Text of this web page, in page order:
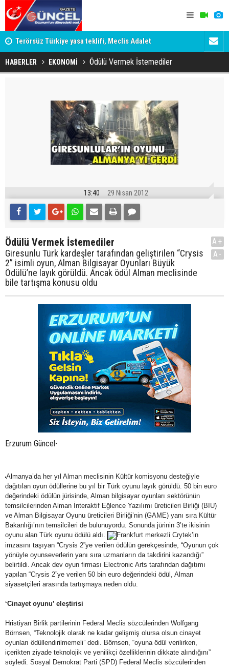
Terörsüz Türkiye yasa teklifi, Meclis Adalet
Komisyonu'nda kabul edildi
HABERLER EKONOMİ Ödülü Vermek İstemediler
13:40 29 Nisan 2012
Ödülü Vermek İstemediler
Giresunlu Türk kardeşler tarafından geliştirilen “Crysis
2” isimli oyun, Alman Bilgisayar Oyunları Büyük
Ödülü’ne layık görüldü. Ancak ödül Alman meclisinde
bile tartışma konusu oldu
A+
A-
Erzurum Güncel-
Almanya’da her yıl Alman meclisinin Kültür komisyonu desteğiyle
dağıtılan oyun ödüllerine bu yıl bir Türk oyunu layık görüldü. 50 bin euro
değerindeki ödülün jürisinde, Alman bilgisayar oyunları sektörünün
temsilcilerinden Alman İnteraktif Eğlence Yazılımı üreticileri Birliği (BIU)
ve Alman Bilgisayar Oyunu üreticileri Birliği’nin (GAME) yanı sıra Kültür
Bakanlığı’nın temsilcileri de bulunuyordu. Sonunda jürinin 3’te ikisinin
oyunu alan Türk oyunu ödülü aldı.
Frankfurt merkezli Crytek’in
imzasını taşıyan “Crysis 2”ye verilen ödülün gerekçesinde, “Oyunun çok
yönüyle oyunseverlerin yanı sıra uzmanların da takdirini kazandığı”
belirtildi. Ancak dev oyun firması Electronic Arts tarafından dağıtımı
yapılan “Crysis 2”ye verilen 50 bin euro değerindeki ödül, Alman
siyasetçileri arasında tartışmaya neden oldu.
‘Cinayet oyunu’ eleştirisi
Hristiyan Birlik partilerinin Federal Meclis sözcülerinden Wolfgang
Börnsen, “Teknolojik olarak ne kadar gelişmiş olursa olsun cinayet
oyunları ödüllendirilmemeli” dedi. Börnsen, “oyuna ödül verilirken,
içerikten ziyade teknolojik ve yenilikçi özelliklerinin dikkate alındığını”
söyledi. Sosyal Demokrat Parti (SPD) Federal Meclis sözcülerinden